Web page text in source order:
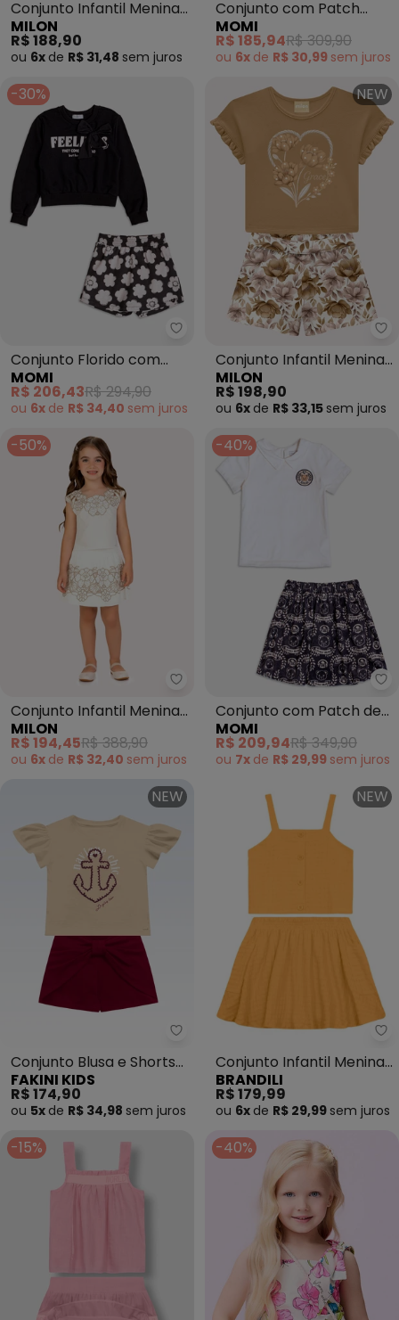
Conjunto Infantil Menina
Flores (Branco)
MILON
R$ 188,90
ou 6x de R$ 31,48 sem juros
Conjunto com Patch
Smile de Moletom (Bege)
MOMI
R$ 185,94R$ 309,90
ou 6x de R$ 30,99 sem juros
-30%
Momi - Conjunto Florido com
Conjunto Florido com
Aplique de Laço (Preto)
MOMI
R$ 206,43R$ 294,90
ou 6x de R$ 34,40 sem juros
NEW
Conjunto Infantil Menina
em Cotton (Marrom)
MILON
R$ 198,90
ou 6x de R$ 33,15 sem juros
-50%
Milon - Conjunto Infantil
Conjunto Infantil Menina
Bordado (Bege)
MILON
R$ 194,45R$ 388,90
ou 6x de R$ 32,40 sem juros
-40%
Conjunto com Patch de
Plush com Ursos
(Branco)
MOMI
R$ 209,94R$ 349,90
ou 7x de R$ 29,99 sem juros
NEW
Fakini Kids - Conjunto Blusa e
Conjunto Blusa e Shorts
(Bege)
FAKINI KIDS
R$ 174,90
ou 5x de R$ 34,98 sem juros
NEW
Conjunto Infantil Menina
em Cotton (Laranja)
BRANDILI
R$ 179,99
ou 6x de R$ 29,99 sem juros
-15% -40%